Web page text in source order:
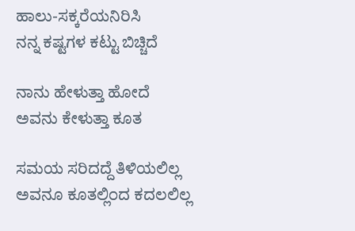
ಹಾಲು-ಸಕ್ಕರೆಯನಿರಿಸಿ
ನನ್ನ ಕಷ್ಟಗಳ ಕಟ್ಟು ಬಿಚ್ಚಿದೆ
ನಾನು ಹೇಳುತ್ತಾ ಹೋದೆ
ಅವನು ಕೇಳುತ್ತಾ ಕೂತ
ಸಮಯ ಸರಿದದ್ದೆ ತಿಳಿಯಲಿಲ್ಲ
ಅವನೂ ಕೂತಲ್ಲಿಂದ ಕದಲಲಿಲ್ಲ